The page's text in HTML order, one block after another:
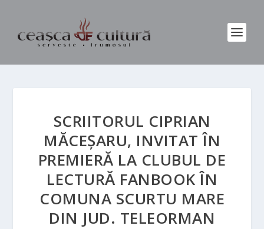
SCRIITORUL CIPRIAN
MĂCEȘARU, INVITAT ÎN
PREMIERĂ LA CLUBUL DE
LECTURĂ FANBOOK ÎN
COMUNA SCURTU MARE
DIN JUD. TELEORMAN